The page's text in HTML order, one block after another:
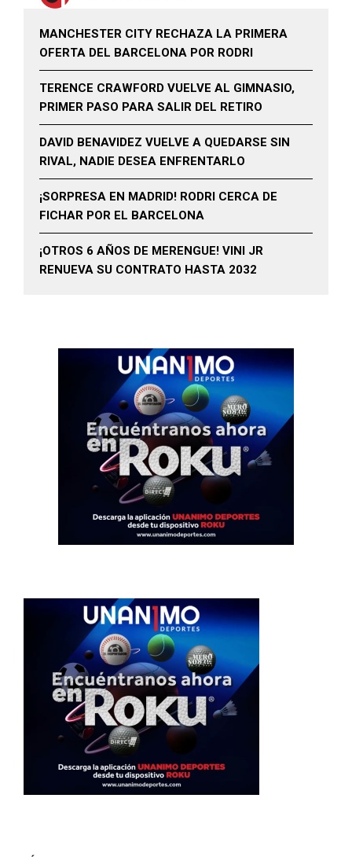
MANCHESTER CITY RECHAZA LA PRIMERA
OFERTA DEL BARCELONA POR RODRI
TERENCE CRAWFORD VUELVE AL GIMNASIO,
PRIMER PASO PARA SALIR DEL RETIRO
DAVID BENAVIDEZ VUELVE A QUEDARSE SIN
RIVAL, NADIE DESEA ENFRENTARLO
¡SORPRESA EN MADRID! RODRI CERCA DE
FICHAR POR EL BARCELONA
¡OTROS 6 AÑOS DE MERENGUE! VINI JR
RENUEVA SU CONTRATO HASTA 2032